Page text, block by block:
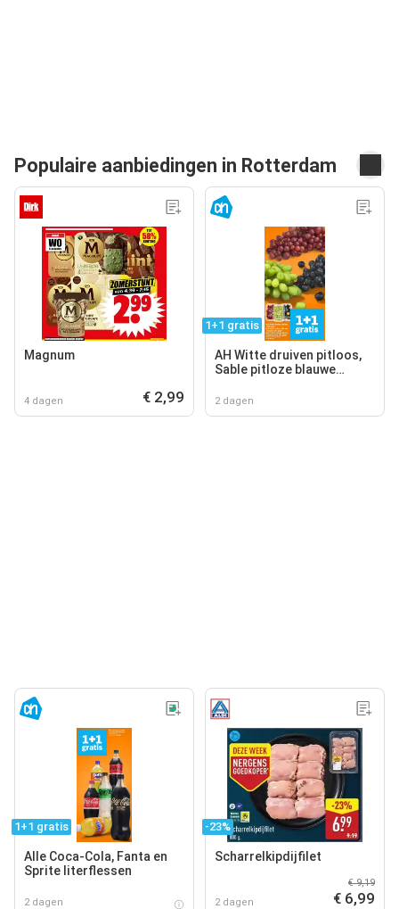
Populaire aanbiedingen in Rotterdam
Magnum
4 dagen € 2,99
1+1 gratis
AH Witte druiven pitloos,
Sable pitloze blauwe
pitloze rode druiven
2 dagen
1+1 gratis
Alle Coca-Cola, Fanta en
Sprite literflessen
2 dagen
-23%
Scharrelkipdijfilet
2 dagen
€ 9,19
€ 6,99